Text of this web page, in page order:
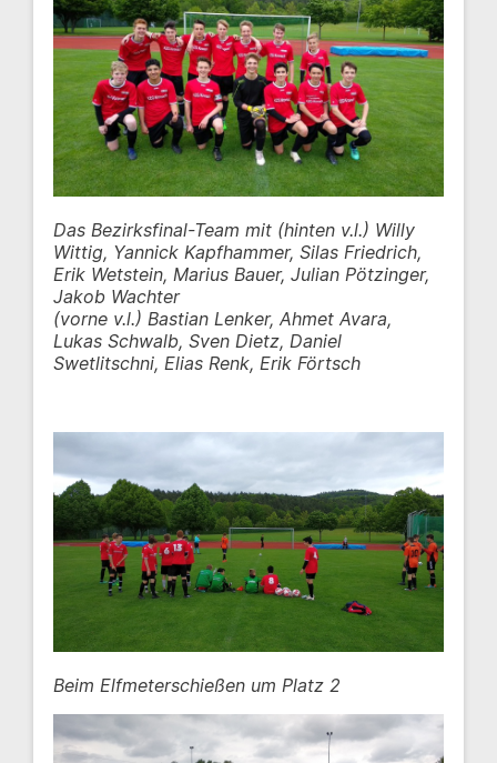
Das Bezirksfinal-Team mit (hinten v.l.) Willy
Wittig, Yannick Kapfhammer, Silas Friedrich,
Erik Wetstein, Marius Bauer, Julian Pötzinger,
Jakob Wachter
(vorne v.l.) Bastian Lenker, Ahmet Avara,
Lukas Schwalb, Sven Dietz, Daniel
Swetlitschni, Elias Renk, Erik Förtsch
Beim Elfmeterschießen um Platz 2